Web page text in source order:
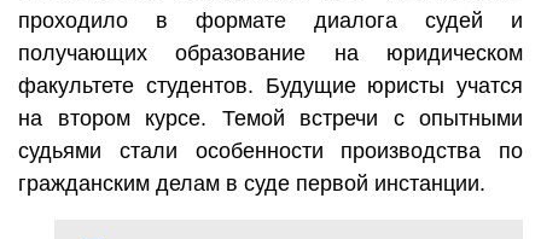
проходило в формате диалога судей и
получающих образование на юридическом
факультете студентов. Будущие юристы учатся
на втором курсе. Темой встречи с опытными
судьями стали особенности производства по
гражданским делам в суде первой инстанции.